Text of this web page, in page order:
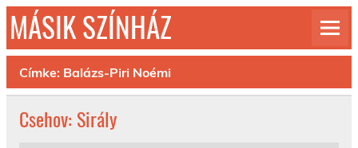
Skip
to
content
MÁSIK SZÍNHÁZ
© 1992-2026
Címke: Balázs-Piri Noémi
Csehov: Sirály